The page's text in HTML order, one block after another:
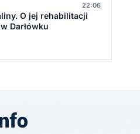
22:06
O jej rehabilitacji
Darłówku